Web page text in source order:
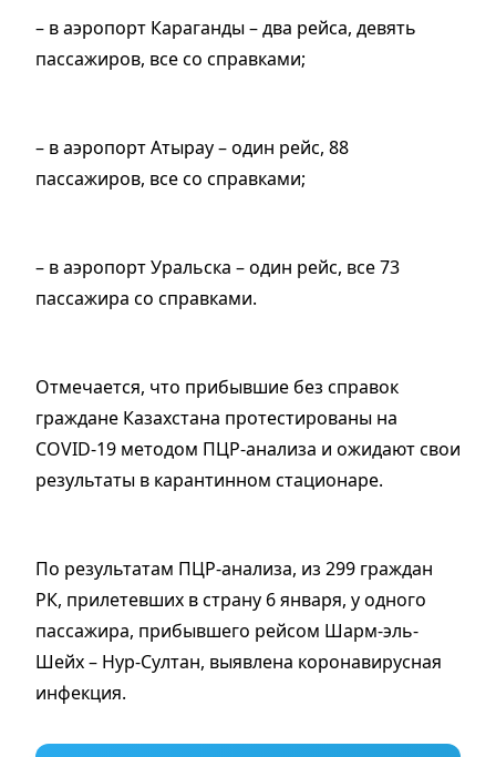
– в аэропорт Караганды – два рейса, девять
пассажиров, все со справками;
– в аэропорт Атырау – один рейс, 88
пассажиров, все со справками;
– в аэропорт Уральска – один рейс, все 73
пассажира со справками.
Отмечается, что прибывшие без справок
граждане Казахстана протестированы на
COVID-19 методом ПЦР-анализа и ожидают свои
результаты в карантинном стационаре.
По результатам ПЦР-анализа, из 299 граждан
РК, прилетевших в страну 6 января, у одного
пассажира, прибывшего рейсом Шарм-эль-
Шейх – Нур-Султан, выявлена коронавирусная
инфекция.